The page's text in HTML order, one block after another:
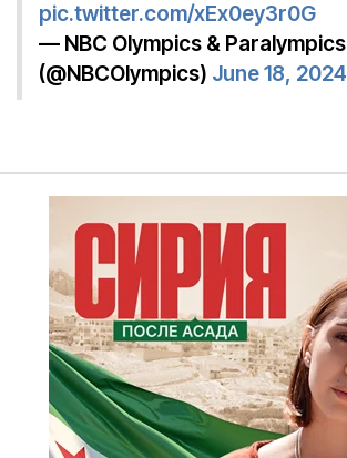
pic.twitter.com/xEx0ey3r0G
— NBC Olympics & Paralympics
(@NBCOlympics) June 18, 2024